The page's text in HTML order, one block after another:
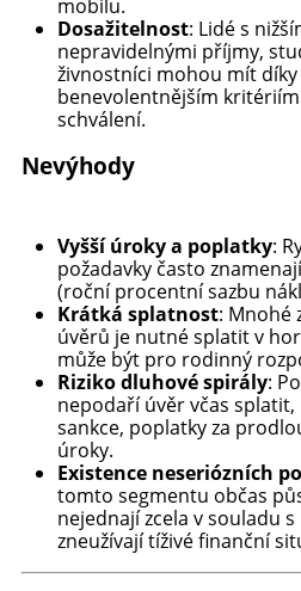
mobilu.
Dosažitelnost: Lidé s
nepravidelnými příjmy,
živnostníci mohou mít díky
benevolentnějším
schválení.
Nevýhody
Vyšší úroky a poplatky:
požadavky často
(roční procentní sazbu
Krátká splatnost: Mnohé
úvěrů je nutné splatit v
může být pro rodinný
Riziko dluhové spirály:
nepodaří úvěr včas splatit,
sankce, poplatky za
úroky.
Existence neseriózních
tomto segmentu občas
nejednají zcela v souladu
zneužívají tíživé finanční